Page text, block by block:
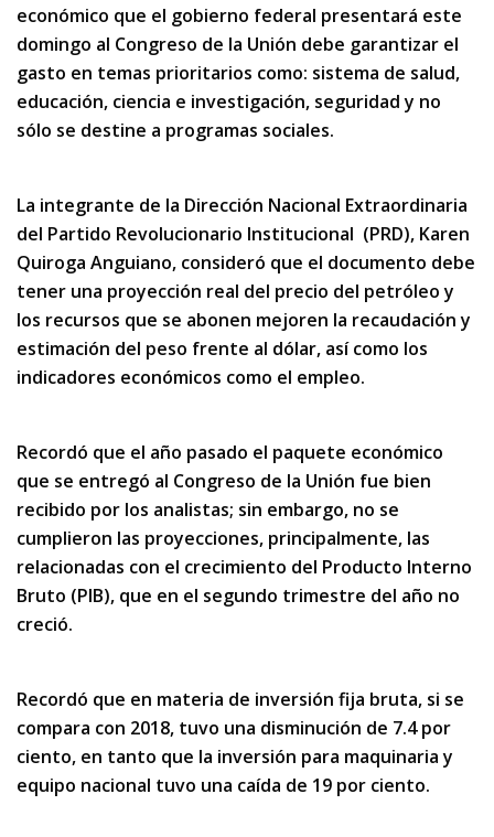
económico que el gobierno federal presentará este
domingo al Congreso de la Unión debe garantizar el
gasto en temas prioritarios como: sistema de salud,
educación, ciencia e investigación, seguridad y no
sólo se destine a programas sociales.
La integrante de la Dirección Nacional Extraordinaria
del Partido Revolucionario Institucional (PRD), Karen
Quiroga Anguiano, consideró que el documento debe
tener una proyección real del precio del petróleo y
los recursos que se abonen mejoren la recaudación y
estimación del peso frente al dólar, así como los
indicadores económicos como el empleo.
Recordó que el año pasado el paquete económico
que se entregó al Congreso de la Unión fue bien
recibido por los analistas; sin embargo, no se
cumplieron las proyecciones, principalmente, las
relacionadas con el crecimiento del Producto Interno
Bruto (PIB), que en el segundo trimestre del año no
creció.
Recordó que en materia de inversión fija bruta, si se
compara con 2018, tuvo una disminución de 7.4 por
ciento, en tanto que la inversión para maquinaria y
equipo nacional tuvo una caída de 19 por ciento.